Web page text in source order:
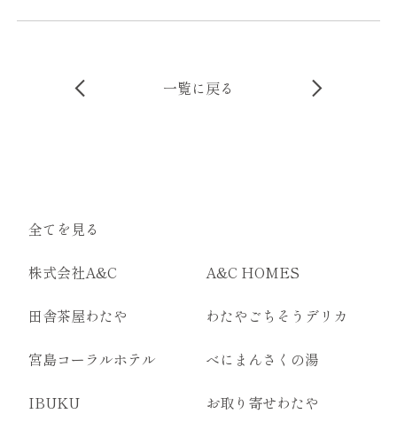
一覧に戻る
全てを見る
株式会社A&C A&C HOMES
田舎茶屋わたや わたやごちそうデリカ
宮島コーラルホテル べにまんさくの湯
IBUKU お取り寄せわたや